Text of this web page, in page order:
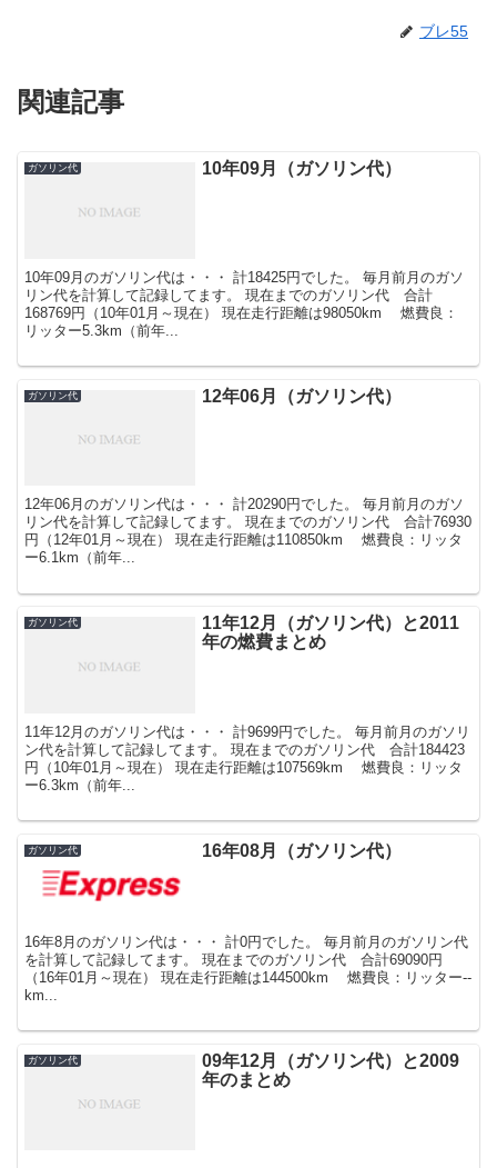
ブレ55
関連記事
ガソリン代 10年09月（ガソリン代）
10年09月のガソリン代は・・・ 計18425円でした。 毎月前月のガソ
リン代を計算して記録してます。 現在までのガソリン代 合計
168769円（10年01月～現在） 現在走行距離は98050km 燃費良：
リッター5.3km（前年...
ガソリン代 12年06月（ガソリン代）
12年06月のガソリン代は・・・ 計20290円でした。 毎月前月のガソ
リン代を計算して記録してます。 現在までのガソリン代 合計76930
円（12年01月～現在） 現在走行距離は110850km 燃費良：リッタ
ー6.1km（前年...
ガソリン代
11年12月（ガソリン代）と2011
年の燃費まとめ
11年12月のガソリン代は・・・ 計9699円でした。 毎月前月のガソリ
ン代を計算して記録してます。 現在までのガソリン代 合計184423
円（10年01月～現在） 現在走行距離は107569km 燃費良：リッタ
ー6.3km（前年...
ガソリン代 16年08月（ガソリン代）
16年8月のガソリン代は・・・ 計0円でした。 毎月前月のガソリン代
を計算して記録してます。 現在までのガソリン代 合計69090円
（16年01月～現在） 現在走行距離は144500km 燃費良：リッター--
km...
ガソリン代
09年12月（ガソリン代）と2009
年のまとめ